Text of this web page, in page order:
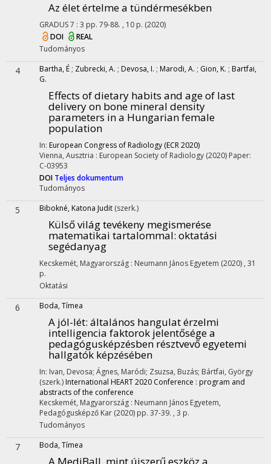
Az élet értelme a tündérmesékben
GRADUS7 : 3 pp. 79-88. , 10 p. (2020)
DOI
REAL
Tudományos
4 Bartha, É ; Zubrecki, A. ; Devosa, I. ; Marodi, A. ; Gion, K. ; Bartfai,
G.
Effects of dietary habits and age of last
delivery on bone mineral density
parameters in a Hungarian female
population
In: European Congress of Radiology (ECR 2020)
Vienna, Ausztria : European Society of Radiology (2020) Paper:
C-03953
DOI Teljes dokumentum
Tudományos
5 Bibokné, Katona Judit (szerk.)
Külső világ tevékeny megismerése
matematikai tartalommal: oktatási
segédanyag
Kecskemét, Magyarország : Neumann János Egyetem (2020) , 31
p.
Oktatási
6 Boda, Tímea
A jól-lét: általános hangulat érzelmi
intelligencia faktorok jelentősége a
pedagógusképzésben résztvevő egyetemi
hallgatók képzésében
In: Ivan, Devosa; Ágnes, Maródi; Zsuzsa, Buzás; Bártfai, György
(szerk.) International HEART 2020 Conference : program and
abstracts of the conference
Kecskemét, Magyarország : Neumann János Egyetem,
Pedagógusképző Kar (2020) pp. 37-39. , 3 p.
Tudományos
7 Boda, Tímea